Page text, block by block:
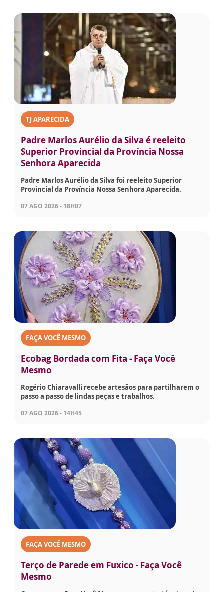
TJ APARECIDA
Padre Marlos Aurélio da Silva é reeleito
Superior Provincial da Província Nossa
Senhora Aparecida
Padre Marlos Aurélio da Silva foi reeleito Superior
Provincial da Província Nossa Senhora Aparecida.
07 AGO 2026 - 18H07
FAÇA VOCÊ MESMO
Ecobag Bordada com Fita - Faça Você
Mesmo
Rogério Chiaravalli recebe artesãos para partilharem o
passo a passo de lindas peças e trabalhos.
07 AGO 2026 - 14H45
FAÇA VOCÊ MESMO
Terço de Parede em Fuxico - Faça Você
Mesmo